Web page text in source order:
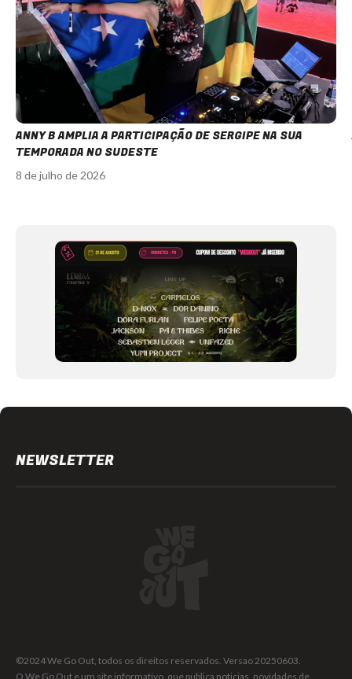
ANNY B AMPLIA A PARTICIPAÇÃO DE SERGIPE NA SUA
TEMPORADA NO SUDESTE
8 de julho de 2026
NEWSLETTER
©2024 We Go Out, todos os direitos reservados. Versao 20250603.
O We Go Out e um site informativo, que publica noticias , novidades de